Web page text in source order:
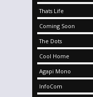
Thats Life
Coming Soon
The Dots
Cool Home
Agapi Mono
InfoCom